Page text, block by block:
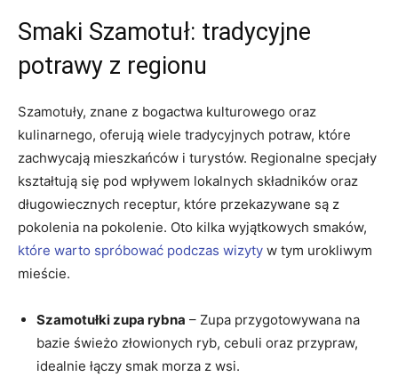
Smaki Szamotuł: tradycyjne
potrawy z regionu
Szamotuły, znane z bogactwa kulturowego oraz
kulinarnego, oferują wiele tradycyjnych potraw, które
zachwycają mieszkańców i turystów. Regionalne specjały
kształtują się pod wpływem lokalnych składników oraz
długowiecznych receptur, które przekazywane są z
pokolenia na pokolenie. Oto kilka wyjątkowych smaków,
które warto spróbować podczas wizyty w tym urokliwym
mieście.
Szamotułki zupa rybna – Zupa przygotowywana na
bazie świeżo złowionych ryb, cebuli oraz przypraw,
idealnie łączy smak morza z wsi.